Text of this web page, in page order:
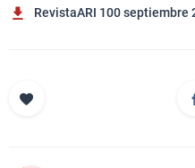
RevistaARI 100 septiembre